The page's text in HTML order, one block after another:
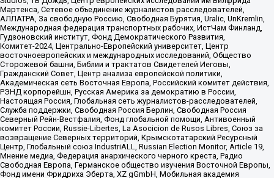
Мартенса, Сетевое объединение журналистов расследователей,
АЛЛАТРА, За свободную Россию, Свободная Бурятия, Uralic, UnKremlin,
Международная федерация транспортных рабочих, ИстЧам Финланд,
Гудзоновский институт, Фонд Демократического Развития,
Комитет-2024, Центрально-Европейский университет, Центр
восточноевропейских и международных исследований, Общество
Сторожевой башни, Библии и трактатов Свидетелей Иеговы,
Гражданский Совет, Центр анализа европейской политики,
Академическая сеть Восточная Европа, Российский комитет действия,
РЭНД корпорейшн, Русская Америка за демократию в России,
Настоящая Россия, Глобальная сеть журналистов-расследователей,
Служба поддержки, Свободная Россия Берлин, Свободная Россия
Северный Рейн-Вестфалия, Фонд глобальной помощи, Антивоенный
комитет России, Russie-Libertes, La Asocicion de Rusos Libres, Союз за
возвращение Северных территорий, Крымскотатарский Ресурсный
Центр, Глобальный союз IndustriALL, Russian Election Monitor, Article 19,
Мнение медиа, Федерация анархического черного креста, Радио
Свободная Европа, Германское общество изучения Восточной Европы,
Фонд имени Фридриха Эберта, XZ gGmbH, Мобильная академия